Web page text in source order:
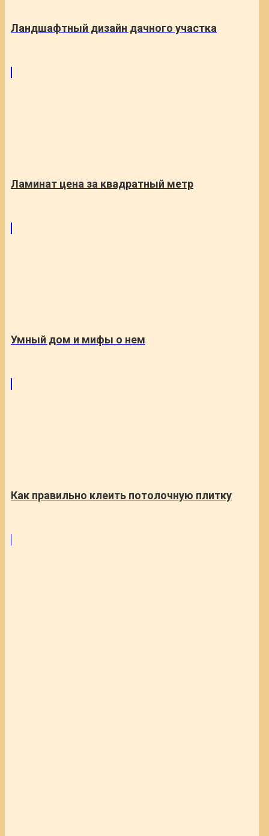
Ландшафтный дизайн дачного участка
Ламинат цена за квадратный метр
Умный дом и мифы о нем
Как правильно клеить потолочную плитку